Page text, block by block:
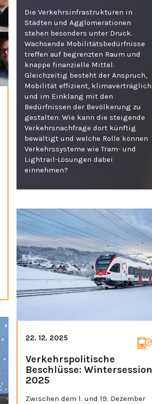
Die Verkehrsinfrastrukturen in
Städten und Agglomerationen
stehen besonders unter Druck.
Wachsende Mobilitätsbedürfnisse
treffen auf begrenzten Raum und
knappe finanzielle Mittel.
Gleichzeitig besteht der Anspruch,
Mobilität effizient, klimaverträglich
und im Einklang mit den
Bedürfnissen der Bevölkerung zu
gestalten. Wie kann die steigende
Verkehrsnachfrage dort künftig
bewältigt und welche Rolle können
Verkehrssysteme wie Tram- und
Lightrail-Lösungen dabei
einnehmen?
22. 12. 2025
Verkehrspolitische
Beschlüsse: Wintersession
2025
Zwischen dem 1. und 19. Dezember